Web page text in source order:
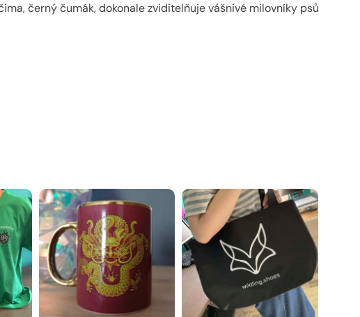
černý čumák, dokonale zviditelňuje vášnivé milovníky psů